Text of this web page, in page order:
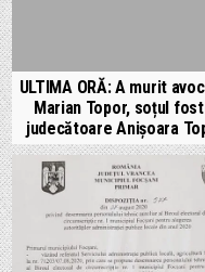
ULTIMA ORĂ: A murit
Marian Topor, soțul
judecătoare Anișoara